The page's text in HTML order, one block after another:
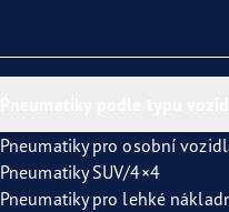
Pneumatiky pro osobní
Pneumatiky SUV/4×4
Pneumatiky pro lehké